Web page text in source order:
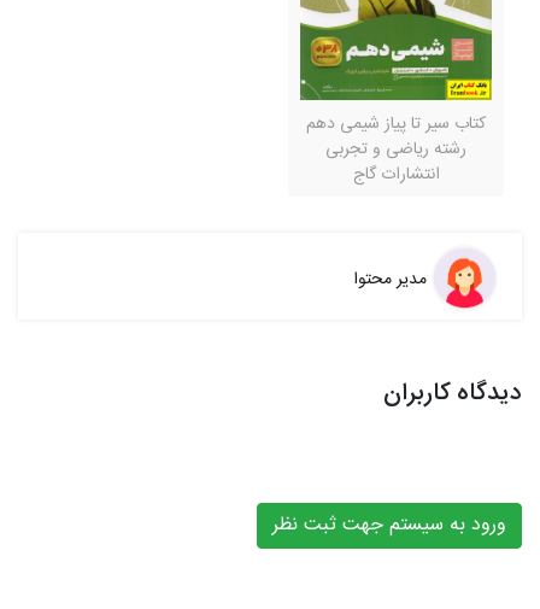
کتاب سیر تا پیاز شیمی دهم
رشته ریاضی و تجربی
انتشارات گاج
مدیر محتوا
دیدگاه کاربران
ورود به سیستم جهت ثبت نظر